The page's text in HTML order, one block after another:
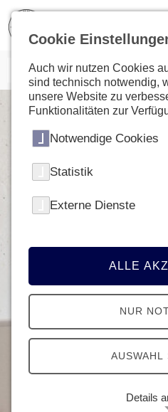
Cookie
Auch wir nutzen Cookies
sind technisch notwendig,
unsere Website zu
Funktionalitäten zur
Notwendige Cookies
Statistik
Externe Dienste
ALLE
NUR
AUSWAHL
Details